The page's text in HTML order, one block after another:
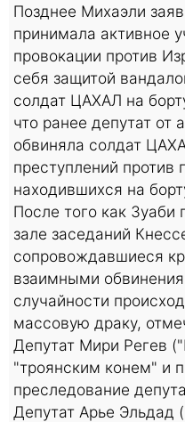
Позднее Михаэли
принимала активное
провокации против
себя защитой
солдат ЦАХАЛ на
что ранее депутат от
обвиняла солдат
преступлений против
находившихся на
После того как Зуаби
зале заседаний
сопровождавшиеся
взаимными
случайности
массовую драку,
Депутат Мири Регев
"троянским конем" и
преследование
Депутат Арье Эльдад